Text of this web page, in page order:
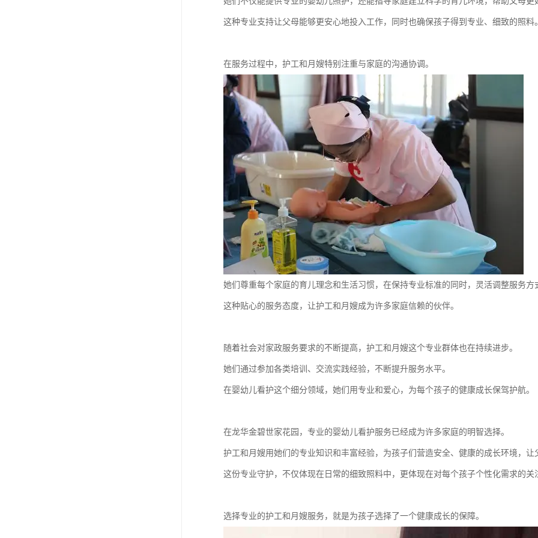
这种专业支持让父母能够更安心地投入工作，同时也确保孩子得到专业、细致的照料。
在服务过程中，护工和月嫂特别注重与家庭的沟通协调。
她们尊重每个家庭的育儿理念和生活习惯，在保持专业标准的同时，灵活调整服务方
这种贴心的服务态度，让护工和月嫂成为许多家庭信赖的伙伴。
随着社会对家政服务要求的不断提高，护工和月嫂这个专业群体也在持续进步。
她们通过参加各类培训、交流实践经验，不断提升服务水平。
在婴幼儿看护这个细分领域，她们用专业和爱心，为每个孩子的健康成长保驾护航。
在龙华金碧世家花园，专业的婴幼儿看护服务已经成为许多家庭的明智选择。
护工和月嫂用她们的专业知识和丰富经验，为孩子们营造安全、健康的成长环境，让
这份专业守护，不仅体现在日常的细致照料中，更体现在对每个孩子个性化需求的关
选择专业的护工和月嫂服务，就是为孩子选择了一个健康成长的保障。